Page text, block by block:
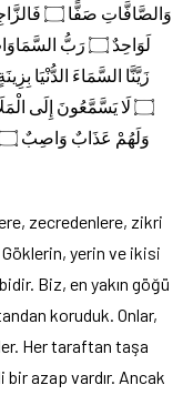
zecredenlere, zikri
Göklerin, yerin ve ikisi
Biz, en yakın göğü
koruduk. Onlar,
Her taraftan taşa
azap vardır. Ancak